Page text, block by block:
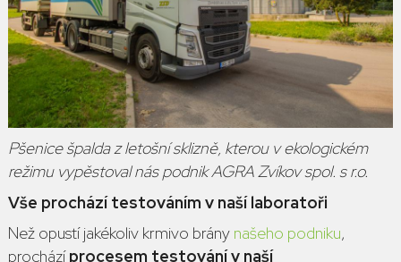
Pšenice špalda z letošní sklizně, kterou v ekologickém
režimu vypěstoval nás podnik AGRA Zvíkov spol. s r.o.
Vše prochází testováním v naší laboratoři
Než opustí jakékoliv krmivo brány našeho podniku,
procházíprocesem testování v naší